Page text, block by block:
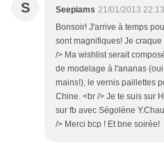
S Seepiams 21/01/2013 22:13
Bonsoir! J'arrive à temps
sont magnifiques! Je
/> Ma wishlist serait
de modelage à l'ananas
mains!), le vernis paillettes
Chine. <br /> Je te suis sur
sur fb avec Ségolène
/> Merci bcp ! Et bne soirée!